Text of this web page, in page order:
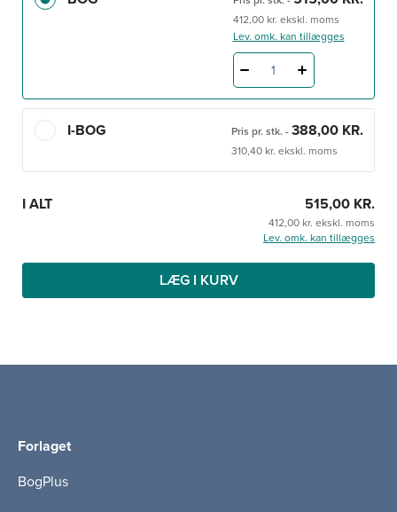
412,00 kr. ekskl. moms
Lev. omk. kan tillægges
1
I-BOG Pris pr. stk. - 388,00 KR.
310,40 kr. ekskl. moms
I ALT 515,00 KR.
412,00 kr. ekskl. moms
Lev. omk. kan tillægges
LÆG I KURV
Forlaget
BogPlus